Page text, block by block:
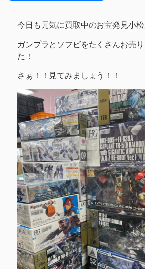
今日も元気に買取中のお宝発見小松
ガンプラとソフビをたくさんお売
た！
さぁ！！見てみましょう！！